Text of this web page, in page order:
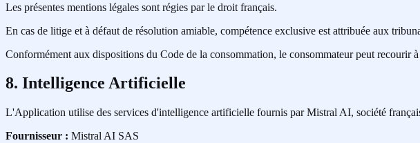
Les présentes mentions légales sont régies par le droit français.
En cas de litige et à défaut de résolution amiable, compétence exclusive est attribuée aux
Conformément aux dispositions du Code de la consommation, le consommateur peut
8. Intelligence Artificielle
L'Application utilise des services d'intelligence artificielle fournis par Mistral AI, société
Fournisseur : Mistral AI SAS